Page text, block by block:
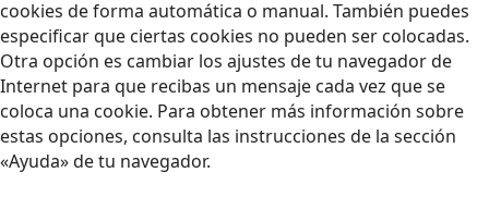
cookies de forma automática o manual. También puedes
especificar que ciertas cookies no pueden ser colocadas.
Otra opción es cambiar los ajustes de tu navegador de
Internet para que recibas un mensaje cada vez que se
coloca una cookie. Para obtener más información sobre
estas opciones, consulta las instrucciones de la sección
«Ayuda» de tu navegador.